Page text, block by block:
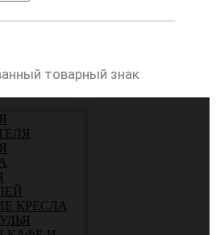
товарный знак
КРЕСЛА